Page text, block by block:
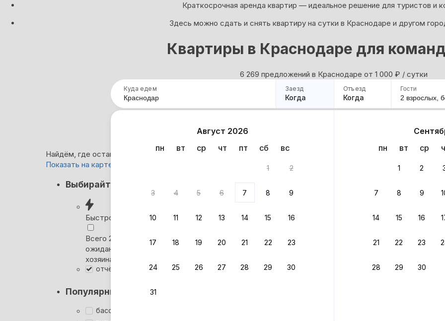
Краткосрочная аренда квартир — идеальное решение для туристов и
Здесь можно сдать и снять квартиру на сутки в Краснодаре и другом
Квартиры в Краснодаре для
6 269 предложений в Краснодаре oт 1 000 ₽ / сутки
Куда едем Заезд
Когда
Отъезд
Когда
Август 2026
пн
вт ср чт пт сб вс
1 2
3 4 5 6 7 8 9
10 11 12 13 14 15 16
17 18 19 20 21 22 23
24 25 26 27 28 29 30
31
пн
вт ср
1 2
7 8 9
14 15 16
21 22 23
28 29 30
Гости
2 взрослых,
Найдём, где остановиться в Краснодаре: 6 269 вариантов
Показать на карте
Выбирайте лучшее
Быстрое бронирование
Всего 2 минуты, без
ожидания ответа от
хозяина
отчётные документы
Популярные фильтры
бассейн
Вернём бонусами
Суперхозяин